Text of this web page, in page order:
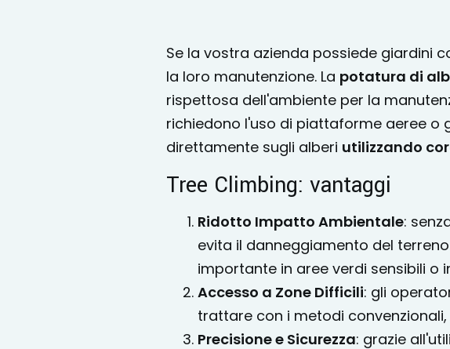
Se la vostra azienda possiede giardini
la loro manutenzione. La potatura di
rispettosa dell'ambiente per la
richiedono l'uso di piattaforme aeree o
direttamente sugli alberi utilizzando
Tree Climbing: vantaggi
Ridotto Impatto Ambientale:
evita il danneggiamento del
importante in aree verdi sensibili o
Accesso a Zone Difficili: gli
trattare con i metodi
Precisione e Sicurezza: grazie